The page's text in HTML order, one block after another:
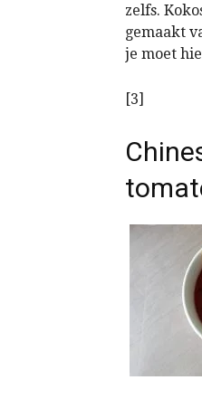
zelfs.
gemaakt
je moet
[3]